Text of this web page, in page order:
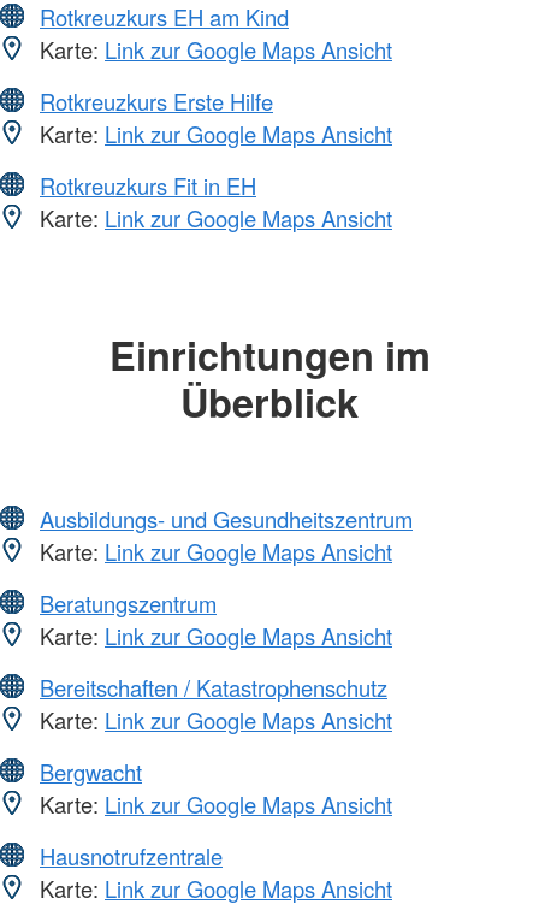
Rotkreuzkurs EH am Kind
Karte: Link zur Google Maps Ansicht
Rotkreuzkurs Erste Hilfe
Karte: Link zur Google Maps Ansicht
Rotkreuzkurs Fit in EH
Karte: Link zur Google Maps Ansicht
Einrichtungen im
Überblick
Ausbildungs- und Gesundheitszentrum
Karte: Link zur Google Maps Ansicht
Beratungszentrum
Karte: Link zur Google Maps Ansicht
Bereitschaften / Katastrophenschutz
Karte: Link zur Google Maps Ansicht
Bergwacht
Karte: Link zur Google Maps Ansicht
Hausnotrufzentrale
Karte: Link zur Google Maps Ansicht